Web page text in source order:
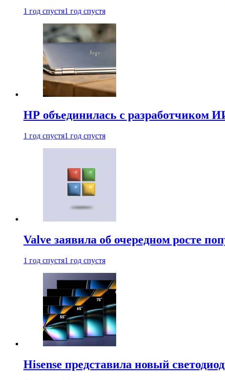
1 год спустя1 год спустя
HP объединилась с разработчиком
1 год спустя1 год спустя
Valve заявила об очередном росте
1 год спустя1 год спустя
Hisense представила новый